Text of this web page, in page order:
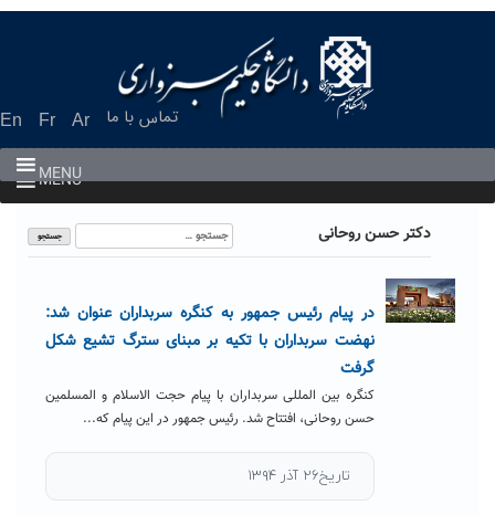
En Fr Ar تماس با ما
MENU
MENU
دکتر حسن روحانی
جستجو
برای:
در پیام رئیس جمهور به کنگره سربداران عنوان شد:
نهضت سربداران با تکیه بر مبنای سترگ تشیع شکل
گرفت
کنگره بین المللی سربداران با پیام حجت الاسلام و المسلمین
حسن روحانی، افتتاح شد. رئیس جمهور در این پیام که...
تاریخ۲۶ آذر ۱۳۹۴